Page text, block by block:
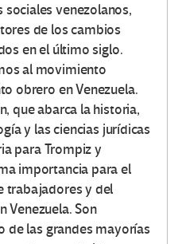
venezolanos,
de los cambios
en el último siglo.
al movimiento
obrero en Venezuela.
que abarca la historia,
y las ciencias jurídicas
para Trompiz y
importancia para el
trabajadores y del
Venezuela. Son
de las grandes mayorías